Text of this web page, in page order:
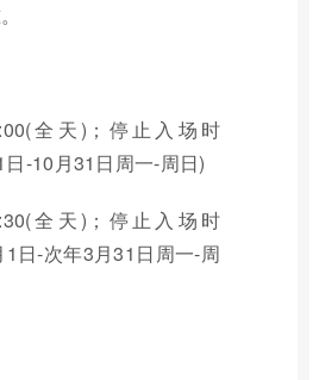
全天)；停止入场时
-10月31日周一-周日)
全天)；停止入场时
日-次年3月31日周一-周